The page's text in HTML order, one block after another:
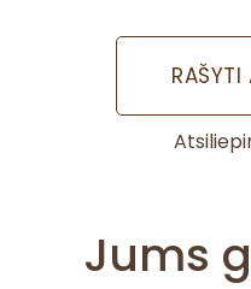
RAŠYTI
Jums